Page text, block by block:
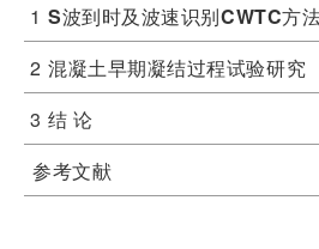
1 S波到时及波速识别CWTC方
2 混凝土早期凝结过程试验研究
3 结 论
参考文献